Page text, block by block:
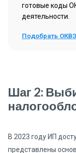
готовые коды
деятельности.
Подобрать
Шаг 2:
В 2023 году ИП
представлены